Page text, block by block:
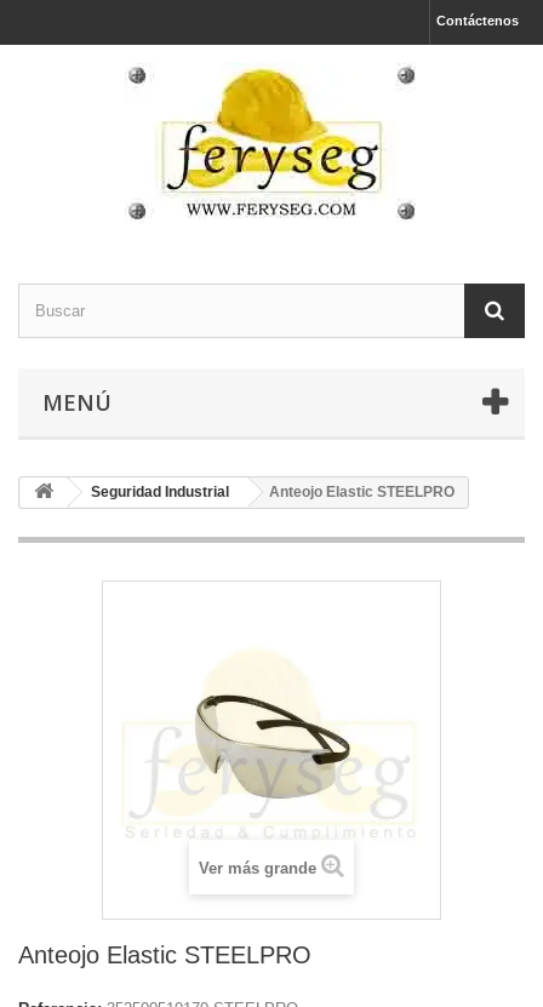
Contáctenos
MENÚ
Seguridad Industrial Anteojo Elastic STEELPRO
Ver más grande
Anteojo Elastic STEELPRO